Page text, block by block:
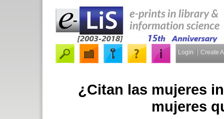
Login Create
¿Citan las mujeres
mujeres